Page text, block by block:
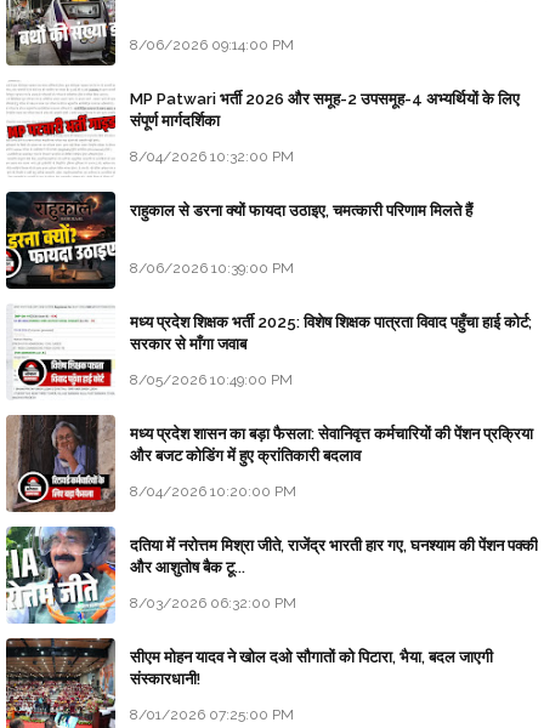
8/06/2026 09:14:00 PM
MP Patwari भर्ती 2026 और समूह-2 उपसमूह-4 अभ्यर्थियों के लिए
संपूर्ण मार्गदर्शिका
8/04/2026 10:32:00 PM
राहुकाल से डरना क्यों फायदा उठाइए, चमत्कारी परिणाम मिलते हैं
8/06/2026 10:39:00 PM
मध्य प्रदेश शिक्षक भर्ती 2025: विशेष शिक्षक पात्रता विवाद पहुँचा हाई कोर्ट;
सरकार से माँगा जवाब
8/05/2026 10:49:00 PM
मध्य प्रदेश शासन का बड़ा फैसला: सेवानिवृत्त कर्मचारियों की पेंशन प्रक्रिया
और बजट कोडिंग में हुए क्रांतिकारी बदलाव
8/04/2026 10:20:00 PM
दतिया में नरोत्तम मिश्रा जीते, राजेंद्र भारती हार गए, घनश्याम की पेंशन पक्की
और आशुतोष बैक टू...
8/03/2026 06:32:00 PM
सीएम मोहन यादव ने खोल दओ सौगातों को पिटारा, भैया, बदल जाएगी
संस्कारधानी!
8/01/2026 07:25:00 PM